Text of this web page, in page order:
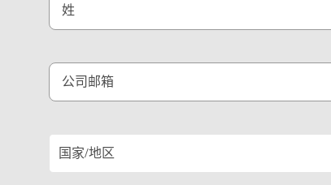
姓
公司邮箱
国家/地区